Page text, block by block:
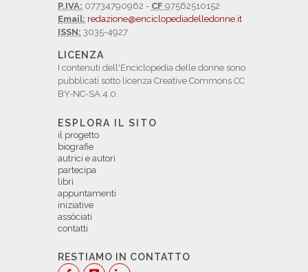
P.IVA: 07734790962 - CF 97562510152
Email: redazione@enciclopediadelledonne.it
ISSN: 3035-4927
LICENZA
I contenuti dell'Enciclopedia delle donne sono
pubblicati sotto licenza Creative Commons CC
BY-NC-SA 4.0.
ESPLORA IL SITO
il progetto
biografie
autrici e autori
partecipa
libri
appuntamenti
iniziative
assòciati
contatti
RESTIAMO IN CONTATTO